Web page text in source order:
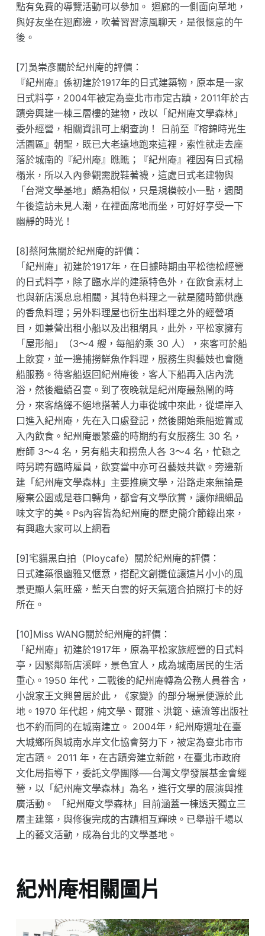
點有免費的導覽活動可以參加。 迴廊的一側面向草地，
與好友坐在迴廊邊，吹著習習涼風聊天，是很愜意的午
後。
[7]吳崇彥關於紀州庵的評價：
『紀州庵』係初建於1917年的日式建築物，原本是一家
日式料亭，2004年被定為臺北市市定古蹟，2011年於古
蹟旁興建一棟三層樓的建物，改以「紀州庵文學森林」
委外經營，相關資訊可上網查詢！ 日前至『榕錦時光生
活園區』朝聖，既已大老遠地跑來這裡，索性就走去座
落於城南的『紀州庵』瞧瞧；『紀州庵』裡因有日式榻
榻米，所以入內參觀需脫鞋著襪，這處日式老建物與
「台灣文學基地」頗為相似，只是規模較小一點，週間
午後造訪未見人潮，在裡面席地而坐，可好好享受一下
幽靜的時光！
[8]蔡阿焦關於紀州庵的評價：
「紀州庵」初建於1917年，在日據時期由平松德松經營
的日式料亭，除了臨水岸的建築特色外，在飲食素材上
也與新店溪息息相關，其特色料理之一就是隨時節供應
的香魚料理；另外料理屋也衍生出料理之外的經營項
目，如兼營出租小船以及出租網具，此外，平松家擁有
「屋形船」（3～4 艘，每船約乘 30 人），來客可於船
上飲宴，並一邊捕撈鮮魚作料理，服務生與藝妓也會隨
船服務。待客船返回紀州庵後，客人下船再入店內洗
浴，然後繼續召宴。到了夜晚就是紀州庵最熱鬧的時
分，來客絡繹不絕地搭著人力車從城中來此，從堤岸入
口進入紀州庵，先在入口處登記，然後開始乘船遊賞或
入內飲食。紀州庵最繁盛的時期約有女服務生 30 名，
廚師 3～4 名，另有船夫和撈魚人各 3～4 名，忙碌之
時另聘有臨時雇員，飲宴當中亦可召藝妓共歡。旁邊新
建「紀州庵文學森林」主要推廣文學，沿路走來無論是
廢棄公園或是巷口轉角，都會有文學欣賞，讓你細細品
味文字的美。Ps內容皆為紀州庵的歷史簡介節錄出來，
有興趣大家可以上網看
[9]宅貓黑白拍（Ploycafe）關於紀州庵的評價：
日式建築很幽雅又愜意，搭配文創攤位讓這片小小的風
景更顯人氣旺盛，藍天白雲的好天氣適合拍照打卡的好
所在。
[10]Miss WANG關於紀州庵的評價：
「紀州庵」初建於1917年，原為平松家族經營的日式料
亭，因緊鄰新店溪畔，景色宜人，成為城南居民的生活
重心。1950 年代，二戰後的紀州庵轉為公務人員眷舍，
小說家王文興曾居於此，《家變》的部分場景便源於此
地。1970 年代起，純文學、爾雅、洪範、遠流等出版社
也不約而同的在城南建立。 2004年，紀州庵遺址在臺
大城鄉所與城南水岸文化協會努力下，被定為臺北市市
定古蹟。 2011 年，在古蹟旁建立新館，在臺北市政府
文化局指導下，委託文學團隊──台灣文學發展基金會經
營，以「紀州庵文學森林」為名，進行文學的展演與推
廣活動。 「紀州庵文學森林」目前涵蓋一棟透天獨立三
層主建築，與修復完成的古蹟相互輝映。已舉辦千場以
上的藝文活動，成為台北的文學基地。
紀州庵相關圖片